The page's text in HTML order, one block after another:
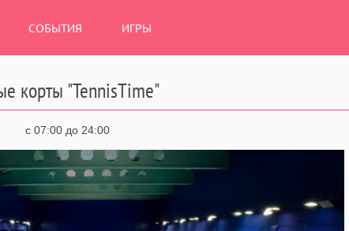
СОБЫТИЯ ИГРЫ
корты "TennisTime"
с 07:00 до 24:00